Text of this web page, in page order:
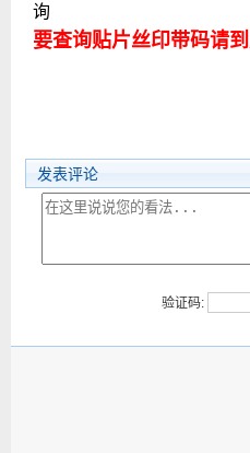
询
要查询贴片丝印带码请
发表评论
验证码: